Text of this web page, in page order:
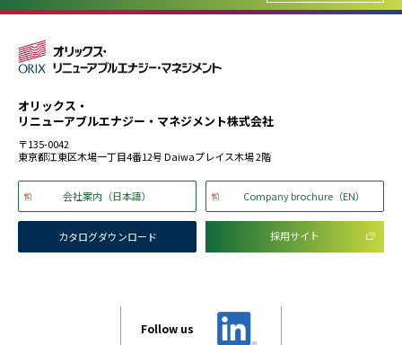
オリックス・
リニューアブルエナジー・マネジメント株式会社
〒135-0042
東京都江東区木場一丁目4番12号 Daiwaプレイス木場 2階
会社案内（日本語） Company brochure（EN）
カタログダウンロード 採用サイト
Follow us